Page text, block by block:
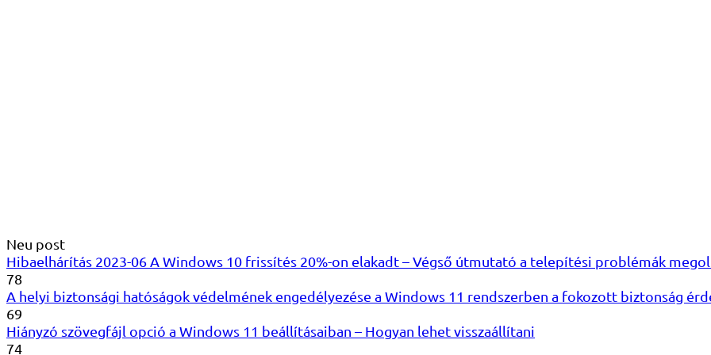
Neu post
Hibaelhárítás 2023-06 A Windows 10 frissítés 20%-on elakadt – Végső útmutató a telepítési problémák
78
A helyi biztonsági hatóságok védelmének engedélyezése a Windows 11 rendszerben a fokozott biztonság
69
Hiányzó szövegfájl opció a Windows 11 beállításaiban – Hogyan lehet visszaállítani
74